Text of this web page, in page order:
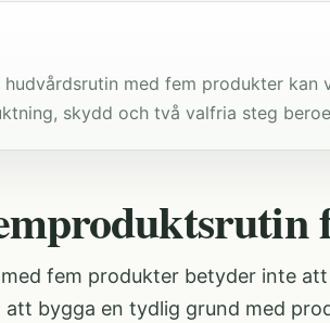
hudvårdsrutin med fem produkter
skydd och två valfria steg
fem produkter betyder inte
att bygga en tydlig grund med